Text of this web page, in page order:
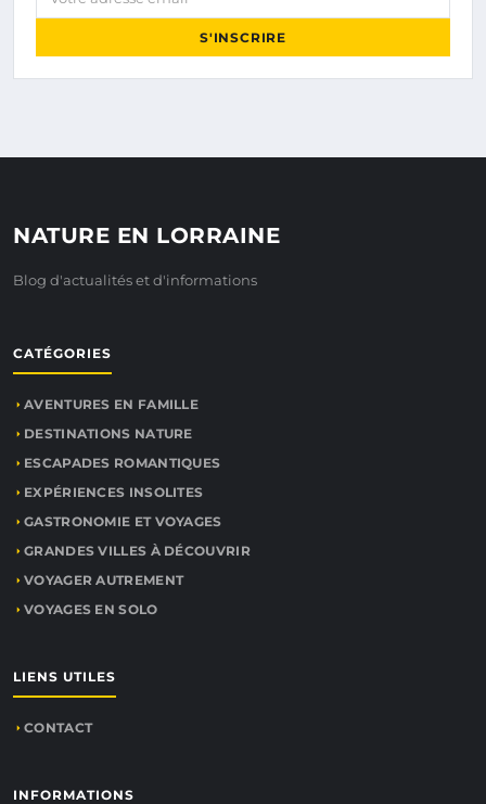
S'INSCRIRE
NATURE EN LORRAINE
Blog d'actualités et d'informations
CATÉGORIES
AVENTURES EN FAMILLE
DESTINATIONS NATURE
ESCAPADES ROMANTIQUES
EXPÉRIENCES INSOLITES
GASTRONOMIE ET VOYAGES
GRANDES VILLES À DÉCOUVRIR
VOYAGER AUTREMENT
VOYAGES EN SOLO
LIENS UTILES
CONTACT
INFORMATIONS